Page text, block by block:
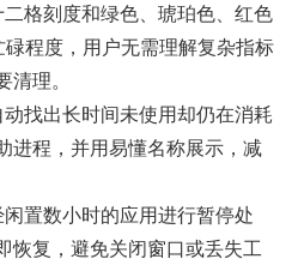
二格刻度和绿色、琥珀色、红色
程度，用户无需理解复杂指标
理。
动找出长时间未使用却仍在消耗
进程，并用易懂名称展示，减
闲置数小时的应用进行暂停处
恢复，避免关闭窗口或丢失工